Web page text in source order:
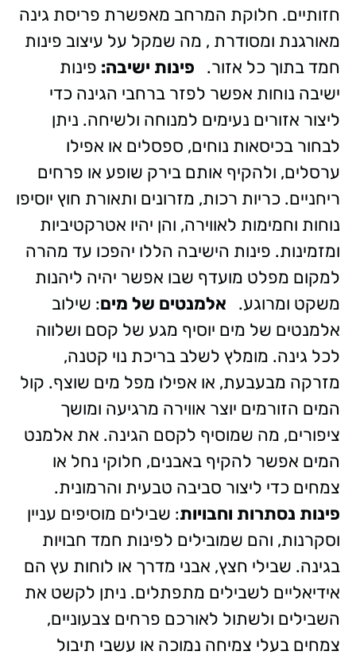
חזותיים. חלוקת המרחב מאפשרת פריסת גינה
מאורגנת ומסודרת , מה שמקל על עיצוב פינות
חמד בתוך כל אזור. פינות ישיבה: פינות
ישיבה נוחות אפשר לפזר ברחבי הגינה כדי
ליצור אזורים נעימים למנוחה ולשיחה. ניתן
לבחור בכיסאות נוחים, ספסלים או אפילו
ערסלים, ולהקיף אותם בירק שופע או פרחים
ריחניים. כריות רכות, מזרונים ותאורת חוץ יוסיפו
נוחות וחמימות לאווירה, והן יהיו אטרקטיביות
ומזמינות. פינות הישיבה הללו יהפכו עד מהרה
למקום מפלט מועדף שבו אפשר יהיה ליהנות
משקט ומרוגע. אלמנטים של מים: שילוב
אלמנטים של מים יוסיף מגע של קסם ושלווה
לכל גינה. מומלץ לשלב בריכת נוי קטנה,
מזרקה מבעבעת, או אפילו מפל מים שוצף. קול
המים הזורמים יוצר אווירה מרגיעה ומושך
ציפורים, מה שמוסיף לקסם הגינה. את אלמנט
המים אפשר להקיף באבנים, חלוקי נחל או
צמחים כדי ליצור סביבה טבעית והרמונית.
פינות נסתרות וחבויות: שבילים מוסיפים עניין
וסקרנות, והם שמובילים לפינות חמד חבויות
בגינה. שבילי חצץ, אבני מדרך או לוחות עץ הם
אידיאליים לשבילים מתפתלים. ניתן לקשט את
השבילים ולשתול לאורכם פרחים צבעוניים,
צמחים בעלי צמיחה נמוכה או עשבי תיבול